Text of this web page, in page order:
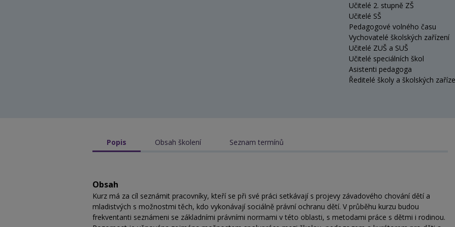
Učitelé 2. stupně ZŠ
Učitelé SŠ
Pedagogové volného času
Vychovatelé školských zařízení
Učitelé ZUŠ a SUŠ
Učitelé speciálních škol
Asistenti pedagoga
Ředitelé školy a školských
Popis Obsah školení Seznam termínů
Obsah
Kurz má za cíl seznámit pracovníky, kteří se při své práci setkávají s projevy závadového chování dětí a
mladistvých s možnostmi těch, kdo vykonávají sociálně právní ochranu dětí. V průběhu kurzu budou
frekventanti seznámeni se základními právními normami v této oblasti, s metodami práce s dětmi i rodinou.